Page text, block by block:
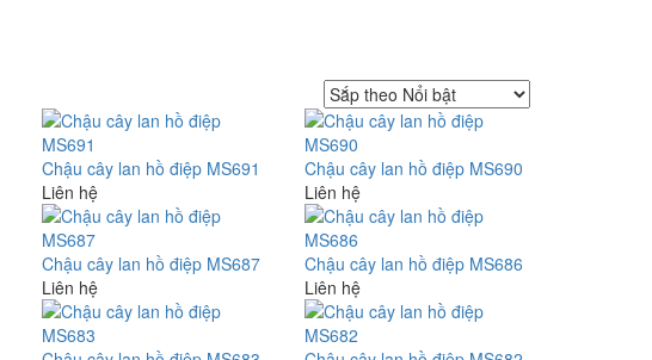
Chậu cây lan hồ điệp MS691
Liên hệ
Chậu cây lan hồ điệp MS690
Liên hệ
Chậu cây lan hồ điệp MS687
Liên hệ
Chậu cây lan hồ điệp MS686
Liên hệ